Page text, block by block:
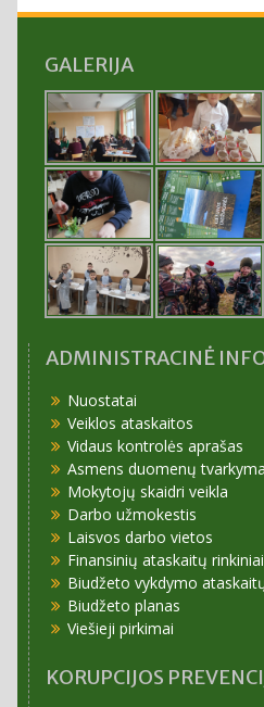
GALERIJA
ADMINISTRACINĖ
Nuostatai
Veiklos ataskaitos
Vidaus kontrolės aprašas
Asmens duomenų
Mokytojų skaidri veikla
Darbo užmokestis
Laisvos darbo vietos
Finansinių ataskaitų rinkiniai
Biudžeto vykdymo
Biudžeto planas
Viešieji pirkimai
KORUPCIJOS